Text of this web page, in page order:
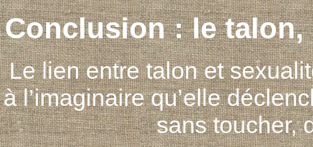
Conclusion : le
Le lien entre talon et
à l’imaginaire qu’elle
sans toucher,